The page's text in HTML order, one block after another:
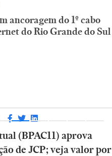
ancoragem do 1º cabo
do Rio Grande do Sul
(BPAC11) aprova
de JCP; veja valor por